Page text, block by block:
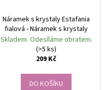
Náramek s krystaly Estafania
fialová - Náramek s krystaly
Skladem. Odesíláme obratem.
(>5 ks)
209 Kč
DO KOŠÍKU